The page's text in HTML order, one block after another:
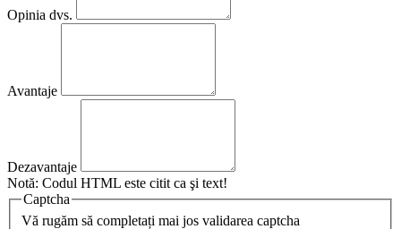
Opinia dvs.
Avantaje
Dezavantaje
Notă: Codul HTML este citit ca şi text!
Captcha
Vă rugăm să completați mai jos validarea captcha